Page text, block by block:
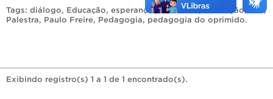
Tags: diálogo, Educação, esperançar,liberdade,libertação live ,
Palestra, Paulo Freire, Pedagogia, pedagogia do oprimido.
Exibindo registro(s) 1 a 1 de 1 encontrado(s).